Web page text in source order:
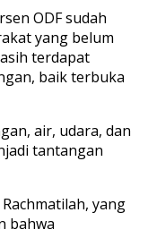
ODF sudah
yang belum
terdapat
baik terbuka
air, udara, dan
tantangan
yang
bahwa